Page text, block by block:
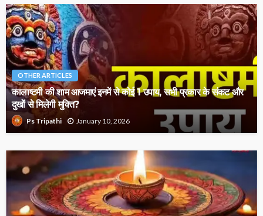
OTHER ARTICLES
कालाष्टमी की शाम आजमाएं इनमें से कोई 1 उपाय, सभी प्रकार के संकट और
दुखों से मिलेगी मुक्ति?
Ps Tripathi January 10, 2026